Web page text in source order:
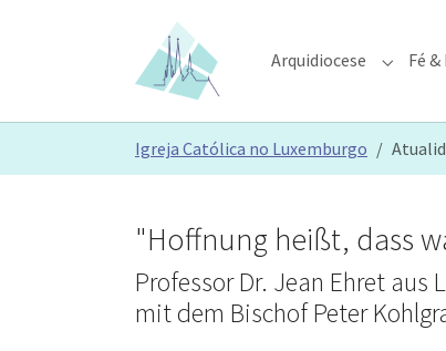
Arquidiocese Fé
Igreja Católica no Luxemburgo
"Hoffnung heißt, dass
Professor Dr. Jean Ehret aus
mit dem Bischof Peter